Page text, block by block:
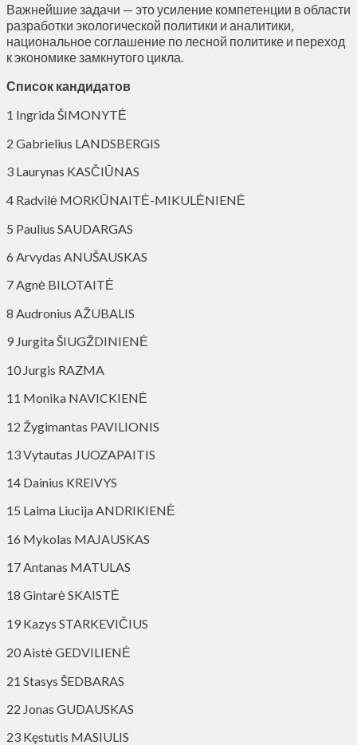
Важнейшие задачи — это усиление компетенции в области
разработки экологической политики и аналитики,
национальное соглашение по лесной политике и переход
к экономике замкнутого цикла.
Список кандидатов
1 Ingrida ŠIMONYTĖ
2 Gabrielius LANDSBERGIS
3 Laurynas KASČIŪNAS
4 Radvilė MORKŪNAITĖ-MIKULĖNIENĖ
5 Paulius SAUDARGAS
6 Arvydas ANUŠAUSKAS
7 Agnė BILOTAITĖ
8 Audronius AŽUBALIS
9 Jurgita ŠIUGŽDINIENĖ
10 Jurgis RAZMA
11 Monika NAVICKIENĖ
12 Žygimantas PAVILIONIS
13 Vytautas JUOZAPAITIS
14 Dainius KREIVYS
15 Laima Liucija ANDRIKIENĖ
16 Mykolas MAJAUSKAS
17 Antanas MATULAS
18 Gintarė SKAISTĖ
19 Kazys STARKEVIČIUS
20 Aistė GEDVILIENĖ
21 Stasys ŠEDBARAS
22 Jonas GUDAUSKAS
23 Kęstutis MASIULIS